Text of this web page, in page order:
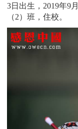
3日出生， 2019年9
（2）班 ，住校。